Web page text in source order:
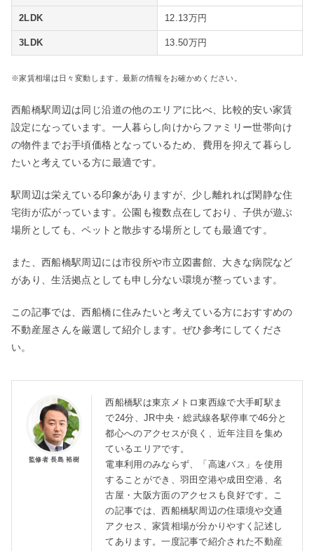
2LDK 12.13万円
3LDK 13.50万円
※家賃相場は日々変動します。最新の情報をお確かめください。
西船橋駅周辺は同じ沿道の他のエリアに比べ、比較的安い家賃
設定になっています。一人暮らし向けからファミリー世帯向け
の物件までお手頃価格となっているため、費用を抑えて暮らし
たいと考えている方に最適です。
駅周辺は栄えている印象がありますが、少し離れれば閑静な住
宅街が広がっています。公園も複数点在しており、子供が遊ぶ
場所としても、ペットと散歩する場所としても最適です。
また、西船橋駅周辺には市役所や市立図書館、大きな病院など
があり、生活拠点としても申し分ない環境が整っています。
この記事では、西船橋に住みたいと考えている方におすすめの
不動産屋さんを厳選して紹介します。ぜひ参考にしてくださ
い。
監修者 長島 裕樹
西船橋駅は東京メトロ東西線で大手町駅ま
で24分、JR中央・総武線各駅停車で46分と
都心へのアクセスが良く、近年注目を集め
ているエリアです。
電車利用のみならず、「高速バス」を使用
することができ、羽田空港や成田空港、名
古屋・大阪方面のアクセスも良好です。こ
の記事では、西船橋駅周辺の住環境や交通
アクセス、家賃相場が分かりやすく記述し
てあります。一度記事で紹介された不動産